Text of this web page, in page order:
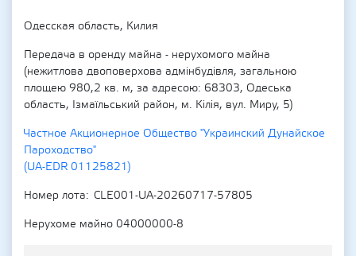
Одесская область, Килия
Передача в оренду майна - нерухомого майна
(нежитлова двоповерхова адмінбудівля, загальною
площею 980,2 кв. м, за адресою: 68303, Одеська
область, Ізмаїльський район, м. Кілія, вул. Миру, 5)
Частное Акционерное Общество "Украинский Дунайское
Пароходство"
(UA-EDR 01125821)
Номер лота
CLE001-UA-20260717-57805
Нерухоме майно 04000000-8